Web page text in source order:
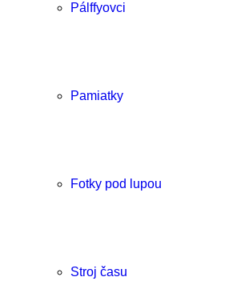
Pálffyovci
Pamiatky
Fotky pod lupou
Stroj času